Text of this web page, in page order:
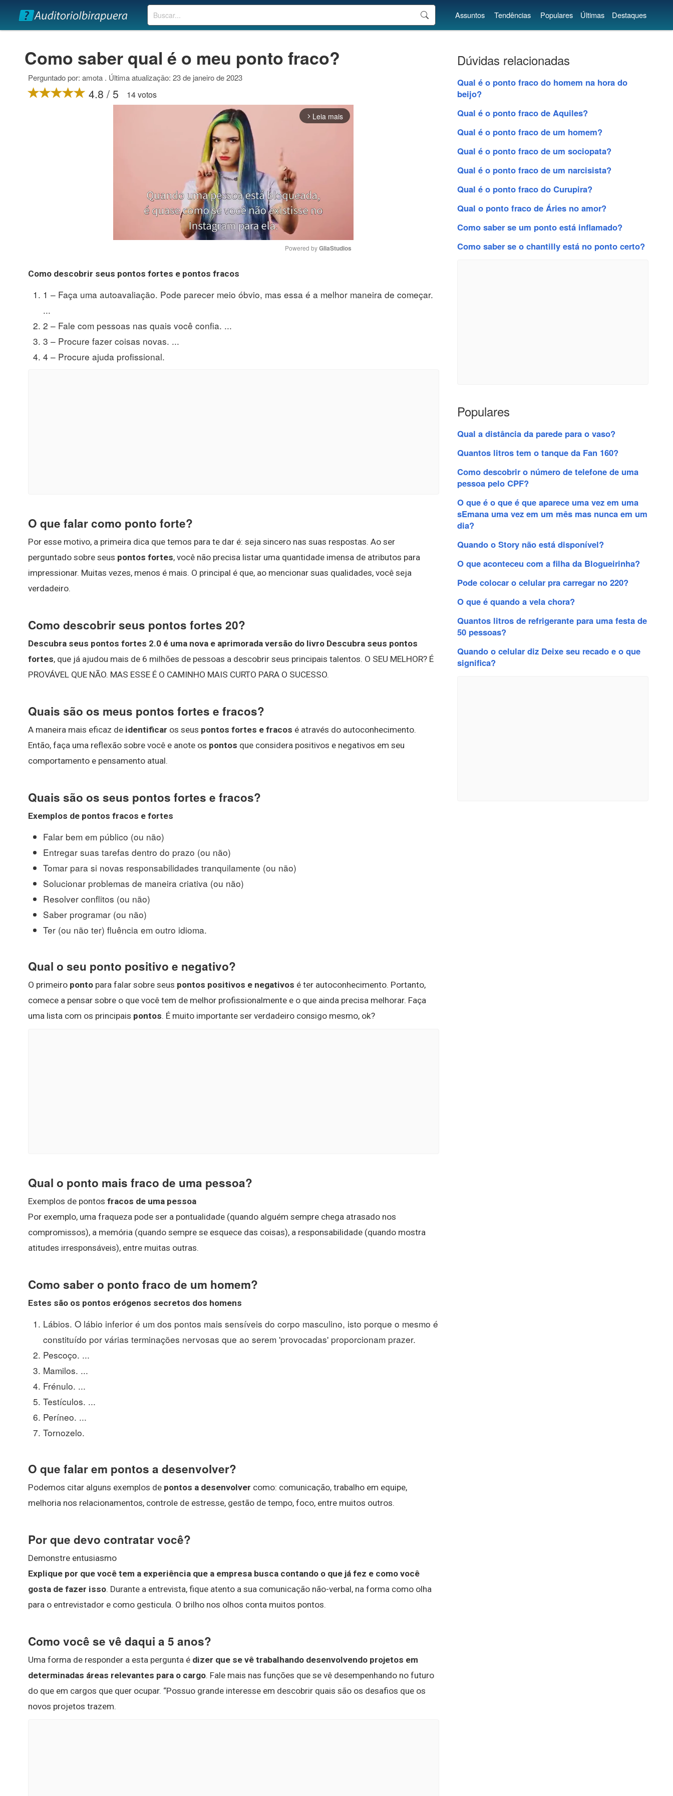
Buscar Assuntos Tendências Populares Últimas Destaques
Como saber qual é o meu ponto fraco?
Perguntado por: amota . Última atualização: 23 de janeiro de 2023
4.8 / 5 14 votos
arrow_forward_ios Leia mais
Powered by GliaStudios
Como descobrir seus pontos fortes e pontos fracos
1 – Faça uma autoavaliação. Pode parecer meio óbvio, mas essa é a melhor maneira de começar.
...
2 – Fale com pessoas nas quais você confia. ...
3 – Procure fazer coisas novas. ...
4 – Procure ajuda profissional.
O que falar como ponto forte?
Por esse motivo, a primeira dica que temos para te dar é: seja sincero nas suas respostas. Ao ser
perguntado sobre seus pontos fortes, você não precisa listar uma quantidade imensa de atributos para
impressionar. Muitas vezes, menos é mais. O principal é que, ao mencionar suas qualidades, você seja
verdadeiro.
Como descobrir seus pontos fortes 20?
Descubra seus pontos fortes 2.0 é uma nova e aprimorada versão do livro Descubra seus pontos
fortes, que já ajudou mais de 6 milhões de pessoas a descobrir seus principais talentos. O SEU MELHOR? É
PROVÁVEL QUE NÃO. MAS ESSE É O CAMINHO MAIS CURTO PARA O SUCESSO.
Quais são os meus pontos fortes e fracos?
A maneira mais eficaz de identificar os seus pontos fortes e fracos é através do autoconhecimento.
Então, faça uma reflexão sobre você e anote os pontos que considera positivos e negativos em seu
comportamento e pensamento atual.
Quais são os seus pontos fortes e fracos?
Exemplos de pontos fracos e fortes
Falar bem em público (ou não)
Entregar suas tarefas dentro do prazo (ou não)
Tomar para si novas responsabilidades tranquilamente (ou não)
Solucionar problemas de maneira criativa (ou não)
Resolver conflitos (ou não)
Saber programar (ou não)
Ter (ou não ter) fluência em outro idioma.
Qual o seu ponto positivo e negativo?
O primeiro ponto para falar sobre seus pontos positivos e negativos é ter autoconhecimento. Portanto,
comece a pensar sobre o que você tem de melhor profissionalmente e o que ainda precisa melhorar. Faça
uma lista com os principais pontos. É muito importante ser verdadeiro consigo mesmo, ok?
Qual o ponto mais fraco de uma pessoa?
Exemplos de pontos fracos de uma pessoa
Por exemplo, uma fraqueza pode ser a pontualidade (quando alguém sempre chega atrasado nos
compromissos), a memória (quando sempre se esquece das coisas), a responsabilidade (quando mostra
atitudes irresponsáveis), entre muitas outras.
Como saber o ponto fraco de um homem?
Estes são os pontos erógenos secretos dos homens
Lábios. O lábio inferior é um dos pontos mais sensíveis do corpo masculino, isto porque o mesmo é
constituído por várias terminações nervosas que ao serem 'provocadas' proporcionam prazer.
Pescoço. ...
Mamilos. ...
Frénulo. ...
Testículos. ...
Períneo. ...
Tornozelo.
O que falar em pontos a desenvolver?
Podemos citar alguns exemplos de pontos a desenvolver como: comunicação, trabalho em equipe,
melhoria nos relacionamentos, controle de estresse, gestão de tempo, foco, entre muitos outros.
Por que devo contratar você?
Demonstre entusiasmo
Explique por que você tem a experiência que a empresa busca contando o que já fez e como você
gosta de fazer isso. Durante a entrevista, fique atento a sua comunicação não-verbal, na forma como olha
para o entrevistador e como gesticula. O brilho nos olhos conta muitos pontos.
Como você se vê daqui a 5 anos?
Uma forma de responder a esta pergunta é dizer que se vê trabalhando desenvolvendo projetos em
determinadas áreas relevantes para o cargo. Fale mais nas funções que se vê desempenhando no futuro
do que em cargos que quer ocupar. “Possuo grande interesse em descobrir quais são os desafios que os
novos projetos trazem.
Dúvidas relacionadas
Qual é o ponto fraco do homem na hora do
beijo?
Qual é o ponto fraco de Aquiles?
Qual é o ponto fraco de um homem?
Qual é o ponto fraco de um sociopata?
Qual é o ponto fraco de um narcisista?
Qual é o ponto fraco do Curupira?
Qual o ponto fraco de Áries no amor?
Como saber se um ponto está inflamado?
Como saber se o chantilly está no ponto certo?
Populares
Qual a distância da parede para o vaso?
Quantos litros tem o tanque da Fan 160?
Como descobrir o número de telefone de uma
pessoa pelo CPF?
O que é o que é que aparece uma vez em uma
sEmana uma vez em um mês mas nunca em um
dia?
Quando o Story não está disponível?
O que aconteceu com a filha da Blogueirinha?
Pode colocar o celular pra carregar no 220?
O que é quando a vela chora?
Quantos litros de refrigerante para uma festa de
50 pessoas?
Quando o celular diz Deixe seu recado e o que
significa?